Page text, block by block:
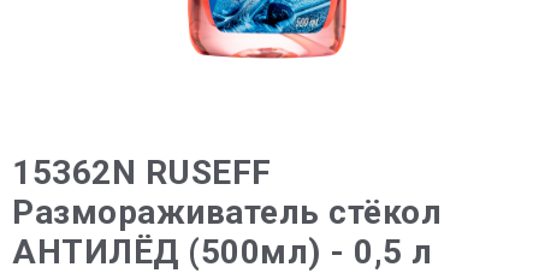
15362N RUSEFF
Размораживатель стёкол
АНТИЛЁД (500мл) - 0,5 л